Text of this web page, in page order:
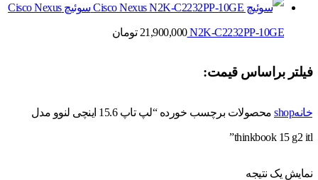
سوئیچ Cisco Nexus
N2K-C2232PP-10GE
21,900,000 تومان
فیلتر براساس قیمت:
خانهshop محصولات برچسب خورده “لپ تاپ 15.6 اینچی لنوو مدل
thinkbook 15 g2 itl”
نمایش یک نتیجه